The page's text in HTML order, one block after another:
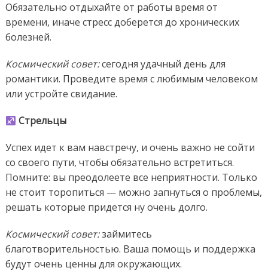
Обязательно отдыхайте от работы время от
времени, иначе стресс доберется до хронических
болезней.
Космический совет:сегодня удачный день для
романтики. Проведите время с любимым человеком
или устройте свидание.
Стрельцы
Успех идет к вам навстречу, и очень важно не сойти
со своего пути, чтобы обязательно встретиться.
Помните: вы преодолеете все неприятности. Только
не стоит торопиться — можно запнуться о проблемы,
решать которые придется ну очень долго.
Космический совет:займитесь
благотворительностью. Ваша помощь и поддержка
будут очень ценны для окружающих.